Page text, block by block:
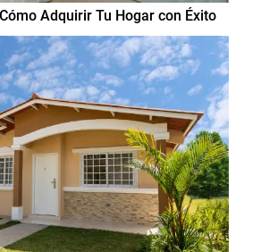
Adquirir Tu Hogar con Éxito